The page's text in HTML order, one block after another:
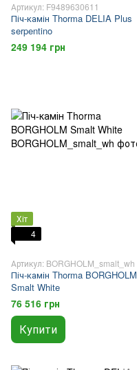
Артикул: F9489630611
Піч-камін Thorma DELIA Plus
serpentino
249 194 грн
Хіт
4
Артикул: BORGHOLM_smalt_wh
Піч-камін Thorma BORGHOLM
Smalt White
76 516 грн
Купити